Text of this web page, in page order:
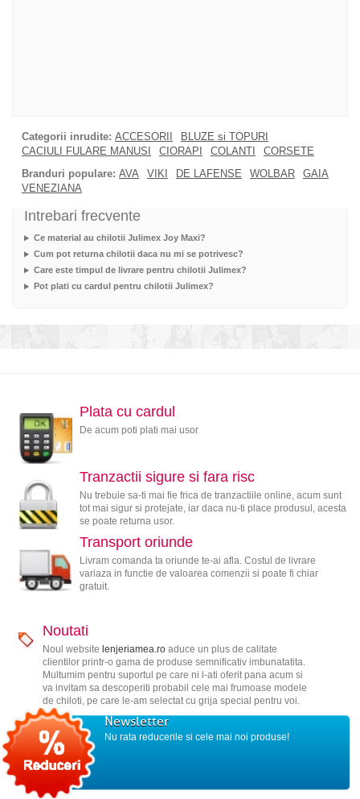
Categorii inrudite: ACCESORII
BLUZE si TOPURI
CACIULI FULARE MANUSI
CIORAPI COLANTI
CORSETE
Branduri populare: AVA VIKI DE LAFENSE WOLBAR
GAIA
VENEZIANA
Intrebari frecvente
Ce material au chilotii Julimex Joy Maxi?
Cum pot returna chilotii daca nu mi se potrivesc?
Care este timpul de livrare pentru chilotii Julimex?
Pot plati cu cardul pentru chilotii Julimex?
Plata cu cardul
De acum poti plati mai usor
Tranzactii sigure si fara risc
Nu trebuie sa-ti mai fie frica de tranzactiile online, acum sunt
tot mai sigur si protejate, iar daca nu-ti place produsul, acesta
se poate returna usor.
Transport oriunde
Livram comanda ta oriunde te-ai afla. Costul de livrare
variaza in functie de valoarea comenzii si poate fi chiar
gratuit.
Noutati
Noul website lenjeriamea.roaduce un plus de calitate
clientilor printr-o gama de produse semnificativ imbunatatita.
Multumim pentru suportul pe care ni l-ati oferit pana acum si
va invitam sa descoperiti probabil cele mai frumoase modele
de chiloti, pe care le-am selectat cu grija special pentru voi.
Newsletter
Nu rata reducerile si cele mai noi produse!